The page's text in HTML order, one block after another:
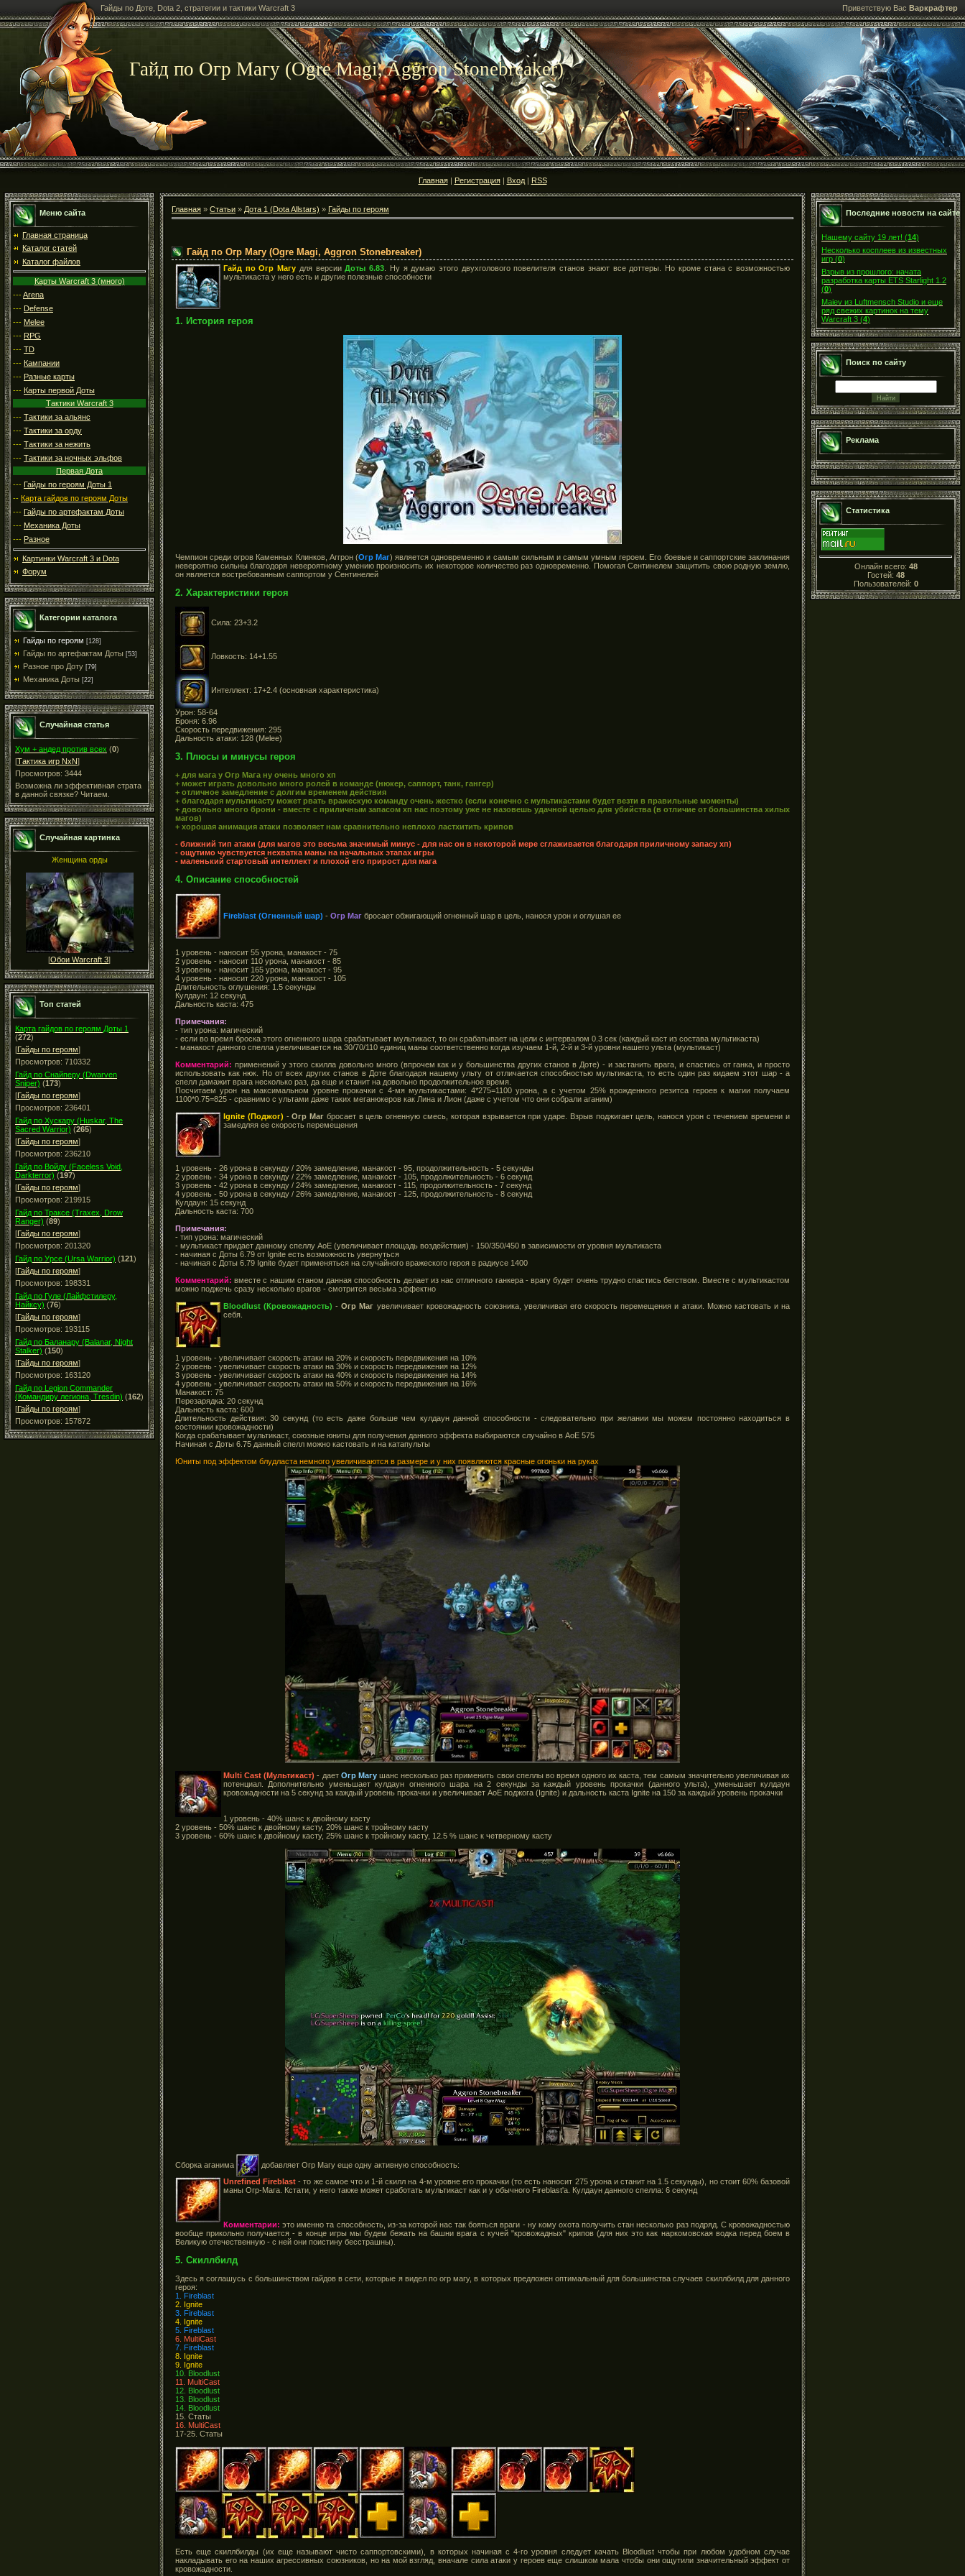
Гайды по Доте, Dota 2, стратегии и тактики Warcraft 3 Приветствую Вас Варкрафтер
Гайд по Огр Магу (Ogre Magi, Aggron Stonebreaker)
Главная| Регистрация| Вход| RSS
Меню сайта
Главная страница
Каталог статей
Каталог файлов
Карты Warcraft 3 (много)
---Arena
--- Defense
--- Melee
--- RPG
--- TD
--- Кампании
--- Разные карты
--- Карты первой Доты
Тактики Warcraft 3
--- Тактики за альянс
--- Тактики за орду
--- Тактики за нежить
--- Тактики за ночных эльфов
Первая Дота
--- Гайды по героям Доты 1
-- Карта гайдов по героям Доты
--- Гайды по артефактам Доты
--- Механика Доты
--- Разное
Картинки Warcraft 3 и Dota
Форум
Категории каталога
Гайды по героям [128]
Гайды по артефактам Доты [53]
Разное про Доту [79]
Механика Доты [22]
Случайная статья
Хум + андед против всех (0)
[Тактика игр NxN]
Просмотров: 3444
Возможна ли эффективная страта
в данной связке? Читаем.
Случайная картинка
Женщина орды
[Обои Warcraft 3]
Топ статей
Карта гайдов по героям Доты 1
(272)
[Гайды по героям]
Просмотров: 710332
Гайд по Снайперу (Dwarven
Sniper) (173)
[Гайды по героям]
Просмотров: 236401
Гайд по Хускару (Huskar, The
Sacred Warrior) (265)
[Гайды по героям]
Просмотров: 236210
Гайд по Войду (Faceless Void,
Darkterror) (197)
[Гайды по героям]
Просмотров: 219915
Гайд по Траксе (Traxex, Drow
Ranger) (89)
[Гайды по героям]
Просмотров: 201320
Гайд по Урсе (Ursa Warrior) (121)
[Гайды по героям]
Просмотров: 198331
Гайд по Гуле (Лайфстилеру,
Найксу) (76)
[Гайды по героям]
Просмотров: 193115
Гайд по Баланару (Balanar, Night
Stalker) (150)
[Гайды по героям]
Просмотров: 163120
Гайд по Legion Commander
(Командиру легиона, Tresdin) (162)
[Гайды по героям]
Просмотров: 157872
Главная » Статьи » Дота 1 (Dota Allstars) » Гайды по героям
Гайд по Огр Магу (Ogre Magi, Aggron Stonebreaker)
Гайд по Огр Магу для версииДоты 6.83 . Ну я думаю этого двухголового повелителя станов знают все доттеры. Но кроме стана с возможностью
мультикаста у него есть и другие полезные способности
1. История героя
Чемпион среди огров Каменных Клинков, Аггрон (Огр Маг) является одновременно и самым сильным и самым умным героем. Его боевые и саппортские заклинания
невероятно сильны благодоря невероятному умению произносить их некоторое количество раз одновременно. Помогая Сентинелем защитить свою родную землю,
он является востребованным саппортом у Сентинелей
2. Характеристики героя
Сила: 23+3.2
Ловкость: 14+1.55
Интеллект: 17+2.4 (основная характеристика)
Урон: 58-64
Броня: 6.96
Скорость передвижения: 295
Дальность атаки: 128 (Melee)
3. Плюсы и минусы героя
+ для мага у Огр Мага ну очень много хп
+ может играть довольно много ролей в команде (нюкер, саппорт, танк, гангер)
+ отличное замедление с долгим временем действия
+ благодаря мультикасту может рвать вражескую команду очень жестко (если конечно с мультикастами будет везти в правильные моменты)
+ довольно много брони - вместе с приличным запасом хп нас поэтому уже не назовешь удачной целью для убийства (в отличие от большинства хилых
магов)
+ хорошая анимация атаки позволяет нам сравнительно неплохо ластхитить крипов
- ближний тип атаки (для магов это весьма значимый минус - для нас он в некоторой мере сглаживается благодаря приличному запасу хп)
- ощутимо чувствуется нехватка маны на начальных этапах игры
- маленький стартовый интеллект и плохой его прирост для мага
4. Описание способностей
Fireblast (Огненный шар) - Огр Маг бросает обжигающий огненный шар в цель, нанося урон и оглушая ее
1 уровень - наносит 55 урона, манакост - 75
2 уровень - наносит 110 урона, манакост - 85
3 уровень - наносит 165 урона, манакост - 95
4 уровень - наносит 220 урона, манакост - 105
Длительность оглушения: 1.5 секунды
Кулдаун: 12 секунд
Дальность каста: 475
Примечания:
- тип урона: магический
- если во время броска этого огненного шара срабатывает мультикаст, то он срабатывает на цели с интервалом 0.3 сек (каждый каст из состава мультикаста)
- манакост данного спелла увеличивается на 30/70/110 единиц маны соответственно когда изучаем 1-й, 2-й и 3-й уровни нашего ульта (мультикаст)
Комментарий: применений у этого скилла довольно много (впрочем как и у большинства других станов в Доте) - и застанить врага, и спастись от ганка, и просто
использовать как нюк. Но от всех других станов в Доте благодаря нашему ульту от отличается способностью мультикаста, то есть один раз кидаем этот шар - а
спелл дамажит врага несколько раз, да еще и станит на довольно продолжительное время.
Посчитаем урон на максимальном уровне прокачки с 4-мя мультикастами: 4*275=1100 урона, а с учетом 25% врожденного резитса героев к магии получаем
1100*0.75=825 - сравнимо с ультами даже таких меганюкеров как Лина и Лион (даже с учетом что они собрали аганим)
Ignite (Поджог) -Огр Маг бросает в цель огненную смесь, которая взрывается при ударе. Взрыв поджигает цель, нанося урон с течением времени и
замедляя ее скорость перемещения
1 уровень - 26 урона в секунду / 20% замедление, манакост - 95, продолжительность - 5 секунды
2 уровень - 34 урона в секунду / 22% замедление, манакост - 105, продолжительность - 6 секунд
3 уровень - 42 урона в секунду / 24% замедление, манакост - 115, продолжительность - 7 секунд
4 уровень - 50 урона в секунду / 26% замедление, манакост - 125, продолжительность - 8 секунд
Кулдаун: 15 секунд
Дальность каста: 700
Примечания:
- тип урона: магический
- мультикаст придает данному спеллу АоЕ (увеличивает площадь воздействия) - 150/350/450 в зависимости от уровня мультикаста
- начиная с Доты 6.79 от Ignite есть возможность увернуться
- начиная с Доты 6.79 Ignite будет применяться на случайного вражеского героя в радиусе 1400
Комментарий: вместе с нашим станом данная способность делает из нас отличного ганкера - врагу будет очень трудно спастись бегством. Вместе с мультикастом
можно поджечь сразу несколько врагов - смотрится весьма эффектно
Bloodlust (Кровожадность) -Огр Маг увеличивает кровожадность союзника, увеличивая его скорость перемещения и атаки. Можно кастовать и на
себя.
1 уровень - увеличивает скорость атаки на 20% и скорость передвижения на 10%
2 уровень - увеличивает скорость атаки на 30% и скорость передвижения на 12%
3 уровень - увеличивает скорость атаки на 40% и скорость передвижения на 14%
4 уровень - увеличивает скорость атаки на 50% и скорость передвижения на 16%
Манакост: 75
Перезарядка: 20 секунд
Дальность каста: 600
Длительность действия: 30 секунд (то есть даже больше чем кулдаун данной способности - следовательно при желании мы можем постоянно находиться в
состоянии кровожадности)
Когда срабатывает мультикаст, союзные юниты для получения данного эффекта выбираются случайно в АоЕ 575
Начиная с Доты 6.75 данный спелл можно кастовать и на катапульты
Юниты под эффектом блудласта немного увеличиваются в размере и у них появляются красные огоньки на руках
Multi Cast (Мультикаст) - дает Огр Магушанс несколько раз применить свои спеллы во время одного их каста, тем самым значительно увеличивая их
потенциал. Дополнительно уменьшает кулдаун огненного шара на 2 секунды за каждый уровень прокачки (данного ульта), уменьшает кулдаун
кровожадности на 5 секунд за каждый уровень прокачки и увеличивает АоЕ поджога (Ignite) и дальность каста Ignite на 150 за каждый уровень прокачки
1 уровень - 40% шанс к двойному касту
2 уровень - 50% шанс к двойному касту, 20% шанс к тройному касту
3 уровень - 60% шанс к двойному касту, 25% шанс к тройному касту, 12.5 % шанс к четверному касту
Сборка аганима
добавляет Огр Магу еще одну активную способность:
Unrefined Fireblast - то же самое что и 1-й скилл на 4-м уровне его прокачки (то есть наносит 275 урона и станит на 1.5 секунды), но стоит 60% базовой
маны Огр-Мага. Кстати, у него также может сработать мультикаст как и у обычного Fireblast'a. Кулдаун данного спелла: 6 секунд
Комментарии: это именно та способность, из-за которой нас так бояться враги - ну кому охота получить стан несколько раз подряд. С кровожадностью
вообще прикольно получается - в конце игры мы будем бежать на башни врага с кучей "кровожадных" крипов (для них это как наркомовская водка перед боем в
Великую отечественную - с ней они поистину бесстрашны).
5. Скиллбилд
Здесь я соглашусь с большинством гайдов в сети, которые я видел по огр магу, в которых предложен оптимальный для большинства случаев скиллбилд для данного
героя:
1. Fireblast
2. Ignite
3. Fireblast
4. Ignite
5. Fireblast
6. MultiCast
7. Fireblast
8. Ignite
9. Ignite
10. Bloodlust
11. MultiCast
12. Bloodlust
13. Bloodlust
14. Bloodlust
15. Статы
16. MultiCast
17-25. Статы
Есть еще скиллбилды (их еще называют чисто саппортовскими), в которых начиная с 4-го уровня следует качать Bloodlust чтобы при любом удобном случае
накладывать его на наших агрессивных союзников, но на мой взгляд, вначале сила атаки у героев еще слишком мала чтобы они ощутили значительный эффект от
кровожадности.
Последние новости на сайте
Нашему сайту 19 лет! (14)
Несколько косплеев из известных
игр (0)
Взрыв из прошлого: начата
разработка карты ETS Starlight 1.2
(0)
Maiev из Luftmensch Studio и еще
ряд свежих картинок на тему
Warcraft 3 (4)
Поиск по сайту
Реклама
Статистика
Онлайн всего: 48
Гостей: 48
Пользователей: 0